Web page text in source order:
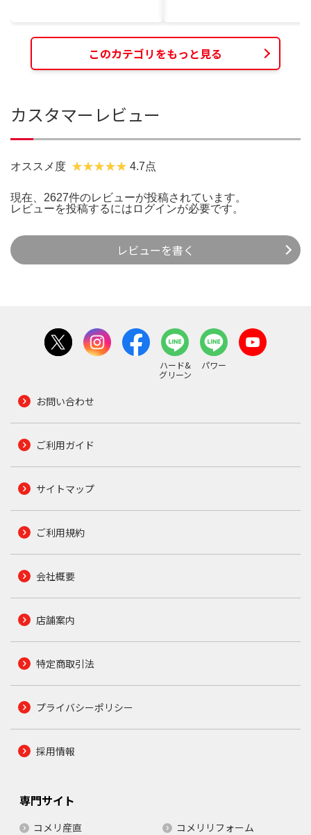
このカテゴリをもっと見る
カスタマーレビュー
オススメ度 4.7点
現在、2627件のレビューが投稿されています。
レビューを投稿するには ログインが必要です。
レビューを書く
ハード&
グリーン
パワー
お問い合わせ
ご利用ガイド
サイトマップ
ご利用規約
会社概要
店舗案内
特定商取引法
プライバシーポリシー
採用情報
専門サイト
コメリ産直 コメリリフォーム